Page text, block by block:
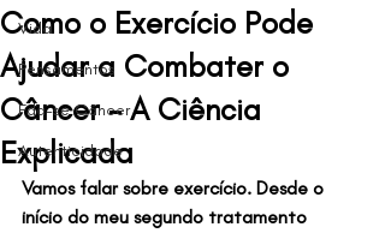
Vida
Pensamentos
Fda-se Câncer
Autenticidade
Como o Exercício Pode
Ajudar a Combater o
Câncer - A Ciência
Explicada
Vamos falar sobre exercício. Desde o
início do meu segundo tratamento